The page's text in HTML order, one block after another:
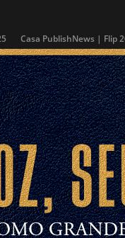
Casa PublishNews | Flip